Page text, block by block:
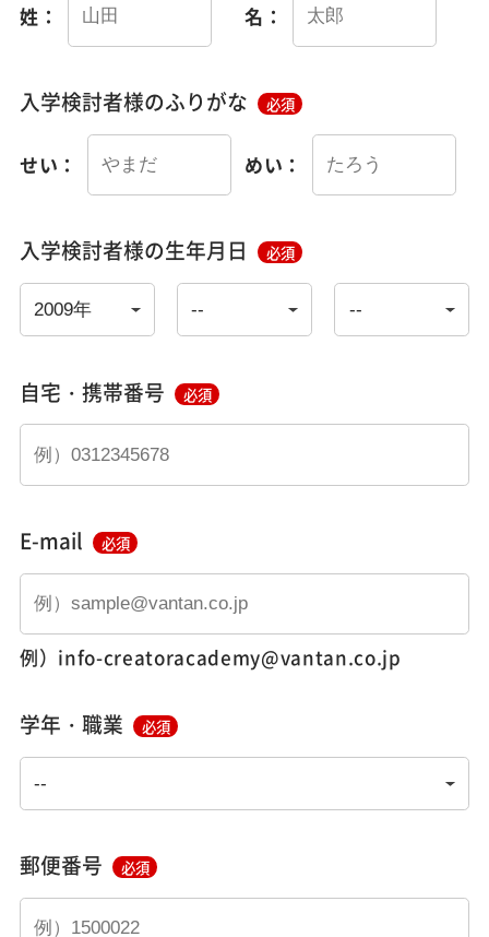
姓： 名：
入学検討者様のふりがな 必須
せい： めい：
入学検討者様の生年月日 必須
自宅・携帯番号 必須
E-mail 必須
例）info-creatoracademy@vantan.co.jp
学年・職業 必須
郵便番号 必須